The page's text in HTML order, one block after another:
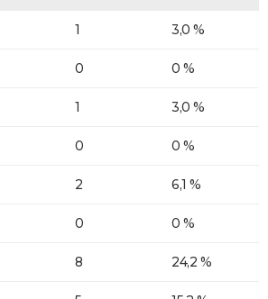
1 3,0 %
0 0 %
1 3,0 %
0 0 %
2 6,1 %
0 0 %
8 24,2 %